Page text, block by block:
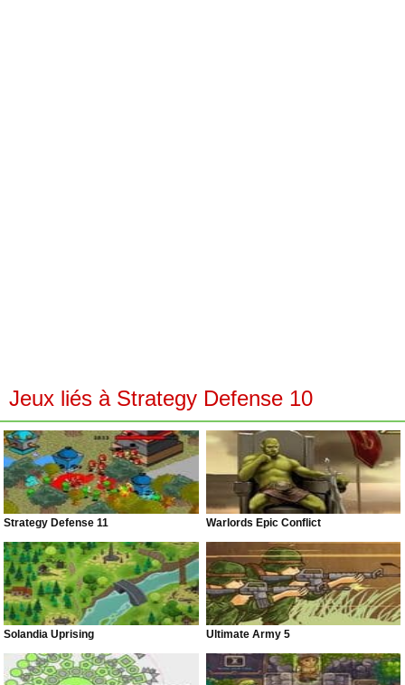
Jeux liés à Strategy Defense 10
Strategy Defense 11 Warlords Epic Conflict
Solandia Uprising Ultimate Army 5